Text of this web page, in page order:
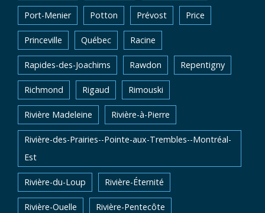
Port-Menier Potton Prévost Price
Princeville Québec Racine
Rapides-des-Joachims Rawdon Repentigny
Richmond Rigaud Rimouski
Rivière Madeleine Rivière-à-Pierre
Rivière-des-Prairies--Pointe-aux-Trembles--Montréal-
Est
Rivière-du-Loup Rivière-Éternité
Rivière-Ouelle Rivière-Pentecôte